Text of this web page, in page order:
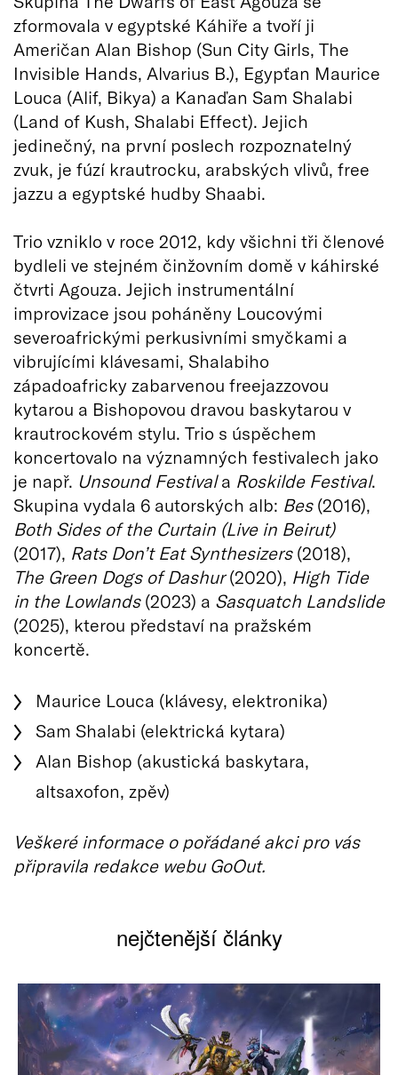
zformovala v egyptské Káhiře a tvoří ji
Američan Alan Bishop (Sun City Girls, The
Invisible Hands, Alvarius B.), Egypťan Maurice
Louca (Alif, Bikya) a Kanaďan Sam Shalabi
(Land of Kush, Shalabi Effect). Jejich
jedinečný, na první poslech rozpoznatelný
zvuk, je fúzí krautrocku, arabských vlivů, free
jazzu a egyptské hudby Shaabi.
Trio vzniklo v roce 2012, kdy všichni tři členové
bydleli ve stejném činžovním domě v káhirské
čtvrti Agouza. Jejich instrumentální
improvizace jsou poháněny Loucovými
severoafrickými perkusivními smyčkami a
vibrujícími klávesami, Shalabiho
západoafricky zabarvenou freejazzovou
kytarou a Bishopovou dravou baskytarou v
krautrockovém stylu. Trio s úspěchem
koncertovalo na významných festivalech jako
je např. Unsound Festivala Roskilde Festival.
Skupina vydala 6 autorských alb: Bes(2016),
Both Sides of the Curtain (Live in Beirut)
(2017), Rats Don’t Eat Synthesizers(2018),
The Green Dogs of Dashur(2020), High Tide
in the Lowlands(2023) a Sasquatch Landslide
(2025), kterou představí na pražském
koncertě.
Maurice Louca (klávesy, elektronika)
Sam Shalabi (elektrická kytara)
Alan Bishop (akustická baskytara,
altsaxofon, zpěv)
Veškeré informace o pořádané akci pro vás
připravila redakce webu GoOut.
nejčtenější články